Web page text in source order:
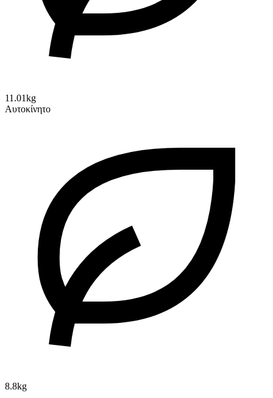
11.01kg
Αυτοκίνητο
8.8kg